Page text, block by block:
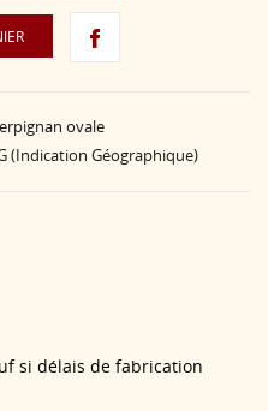
ovale
(Indication Géographique)
si délais de fabrication